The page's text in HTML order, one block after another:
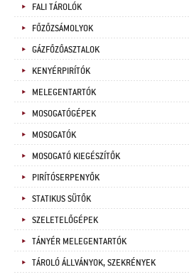
FALI TÁROLÓK
FŐZŐZSÁMOLYOK
GÁZFŐZŐASZTALOK
KENYÉRPIRÍTÓK
MELEGENTARTÓK
MOSOGATÓGÉPEK
MOSOGATÓK
MOSOGATÓ KIEGÉSZÍTŐK
PIRÍTÓSERPENYŐK
STATIKUS SÜTŐK
SZELETELŐGÉPEK
TÁNYÉR MELEGENTARTÓK
TÁROLÓ ÁLLVÁNYOK, SZEKRÉNYEK